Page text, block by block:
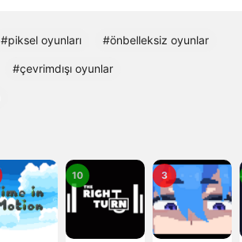
#piksel oyunları #önbelleksiz oyunlar
#çevrimdışı oyunlar
10 3